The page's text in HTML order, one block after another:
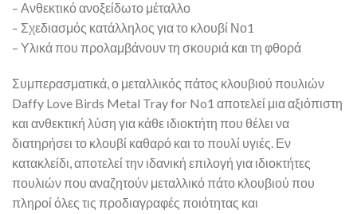
– Ανθεκτικό ανοξείδωτο μέταλλο
– Σχεδιασμός κατάλληλος για το κλουβί Νο1
– Υλικά που προλαμβάνουν τη σκουριά και τη φθορά
Συμπερασματικά, ο μεταλλικός πάτος κλουβιού πουλιών
Daffy Love Birds Metal Tray for No1 αποτελεί μια αξιόπιστη
και ανθεκτική λύση για κάθε ιδιοκτήτη που θέλει να
διατηρήσει το κλουβί καθαρό και το πουλί υγιές. Εν
κατακλείδι, αποτελεί την ιδανική επιλογή για ιδιοκτήτες
πουλιών που αναζητούν μεταλλικό πάτο κλουβιού που
πληροί όλες τις προδιαγραφές ποιότητας και